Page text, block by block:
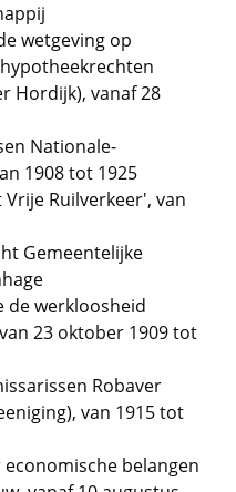
wetgeving op
Hordijk), vanaf 28
Nationale-
1908 tot 1925
Ruilverkeer', van
Gemeentelijke
de werkloosheid
23 oktober 1909 tot
Robaver
van 1915 tot
belangen